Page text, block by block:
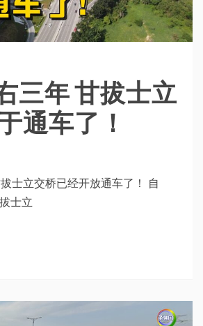
三年 甘拔士立
通车了！
拔士立交桥已经开放通车了！ 自
士立